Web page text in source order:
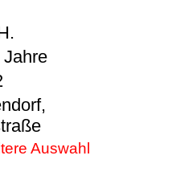
Jahre
Auswahl